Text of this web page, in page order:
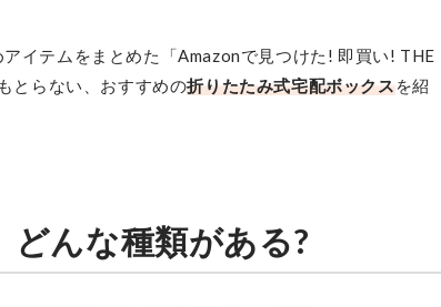
イテムをまとめた「Amazonで見つけた! 即買い! THE
とらない、おすすめの折りたたみ式宅配ボックスを紹
どんな種類がある?